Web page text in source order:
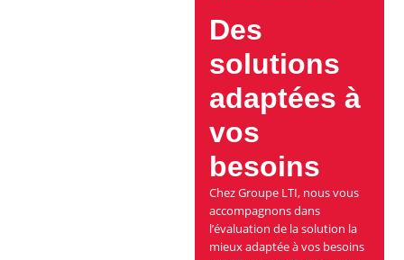
Des
solutions
adaptées à
vos
besoins
Chez Groupe LTI, nous vous
accompagnons dans
l’évaluation de la solution la
mieux adaptée à vos besoins